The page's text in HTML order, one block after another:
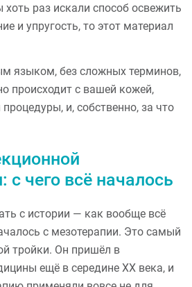
хоть раз искали способ освежить
и упругость, то этот материал
языком, без сложных терминов,
происходит с вашей кожей,
и, собственно, за что
с чего всё началось
с истории — как вообще всё
с мезотерапии. Это самый
тройки. Он пришёл в
ещё в середине XX века, и